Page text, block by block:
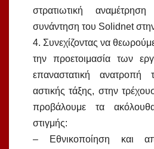
στρατιωτική
συνάντηση του Solidnet
4. Συνεχίζοντας να
την προετοιμασία των
επαναστατική ανατροπή
αστικής τάξης, στην
προβάλουμε τα
στιγμής:
– Εθνικοποίηση και